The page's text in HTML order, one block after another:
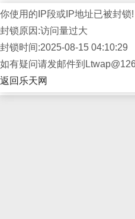
你使用的IP段或IP地址已被封锁!
封锁原因:访问量过大
封锁时间:2025-08-15 04:10:29
如有疑问请发邮件到
返回乐天网